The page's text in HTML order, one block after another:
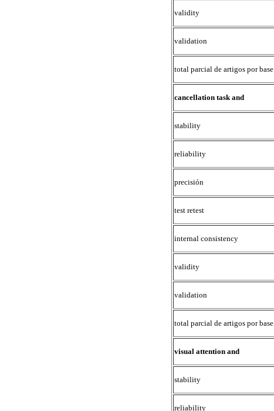
validity
validation
total parcial de artigos por base
cancellation task and
stability
reliability
precisión
test retest
internal consistency
validity
validation
total parcial de artigos por base
visual attention and
stability
reliability